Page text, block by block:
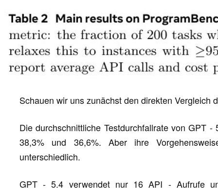
Schauen wir uns zunächst den direkten Vergleich
Die durchschnittliche Testdurchfallrate von GPT
38,3% und 36,6%. Aber ihre
unterschiedlich.
GPT - 5.4 verwendet nur 16 API - Aufrufe